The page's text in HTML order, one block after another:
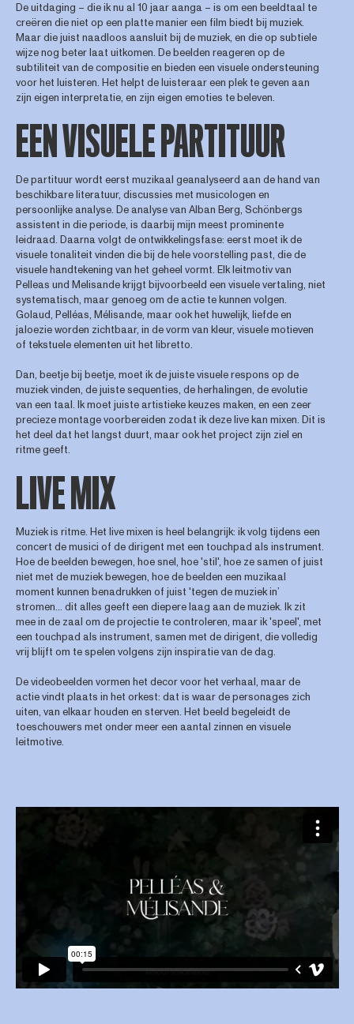
De uitdaging – die ik nu al 10 jaar aanga – is om een beeldtaal te
creëren die niet op een platte manier een film biedt bij muziek.
Maar die juist naadloos aansluit bij de muziek, en die op subtiele
wijze nog beter laat uitkomen. De beelden reageren op de
subtiliteit van de compositie en bieden een visuele ondersteuning
voor het luisteren. Het helpt de luisteraar een plek te geven aan
zijn eigen interpretatie, en zijn eigen emoties te beleven.
EEN VISUELE PARTITUUR
De partituur wordt eerst muzikaal geanalyseerd aan de hand van
beschikbare literatuur, discussies met musicologen en
persoonlijke analyse. De analyse van Alban Berg, Schönbergs
assistent in die periode, is daarbij mijn meest prominente
leidraad. Daarna volgt de ontwikkelingsfase: eerst moet ik de
visuele tonaliteit vinden die bij de hele voorstelling past, die de
visuele handtekening van het geheel vormt. Elk leitmotiv van
Pelleas und Melisande krijgt bijvoorbeeld een visuele vertaling, niet
systematisch, maar genoeg om de actie te kunnen volgen.
Golaud, Pelléas, Mélisande, maar ook het huwelijk, liefde en
jaloezie worden zichtbaar, in de vorm van kleur, visuele motieven
of tekstuele elementen uit het libretto.
Dan, beetje bij beetje, moet ik de juiste visuele respons op de
muziek vinden, de juiste sequenties, de herhalingen, de evolutie
van een taal. Ik moet juiste artistieke keuzes maken, en een zeer
precieze montage voorbereiden zodat ik deze live kan mixen. Dit is
het deel dat het langst duurt, maar ook het project zijn ziel en
ritme geeft.
LIVE MIX
Muziek is ritme. Het live mixen is heel belangrijk: ik volg tijdens een
concert de musici of de dirigent met een touchpad als instrument.
Hoe de beelden bewegen, hoe snel, hoe 'stil', hoe ze samen of juist
niet met de muziek bewegen, hoe de beelden een muzikaal
moment kunnen benadrukken of juist 'tegen de muziek in’
stromen... dit alles geeft een diepere laag aan de muziek. Ik zit
mee in de zaal om de projectie te controleren, maar ik 'speel', met
een touchpad als instrument, samen met de dirigent, die volledig
vrij blijft om te spelen volgens zijn inspiratie van de dag.
De videobeelden vormen het decor voor het verhaal, maar de
actie vindt plaats in het orkest: dat is waar de personages zich
uiten, van elkaar houden en sterven. Het beeld begeleidt de
toeschouwers met onder meer een aantal zinnen en visuele
leitmotive.